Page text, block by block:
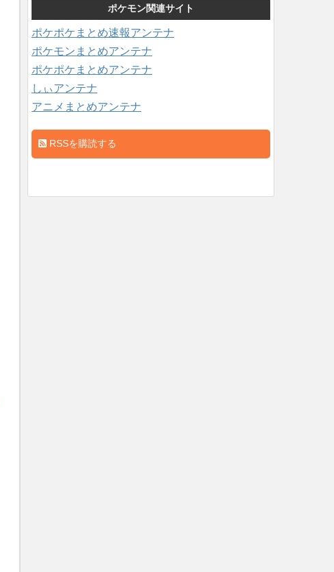
ポケモン関連サイト
ポケポケまとめ速報アンテナ
ポケモンまとめアンテナ
ポケポケまとめアンテナ
しぃアンテナ
アニメまとめアンテナ
RSSを購読する